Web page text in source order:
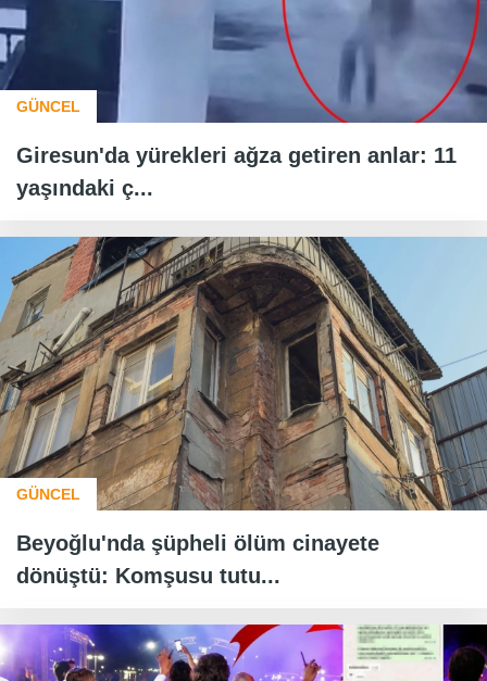
GÜNCEL
Giresun'da yürekleri ağza getiren anlar: 11
yaşındaki ç...
GÜNCEL
Beyoğlu'nda şüpheli ölüm cinayete
dönüştü: Komşusu tutu...